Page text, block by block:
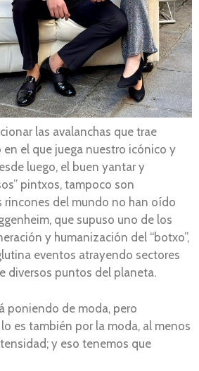
las avalanchas que trae
el que juega nuestro icónico y
luego, el buen yantar y
pintxos, tampoco son
rincones del mundo no han oído
que supuso uno de los
y humanización del “botxo”,
eventos atrayendo sectores
diversos puntos del planeta.
poniendo de moda, pero
es también por la moda, al menos
y eso tenemos que